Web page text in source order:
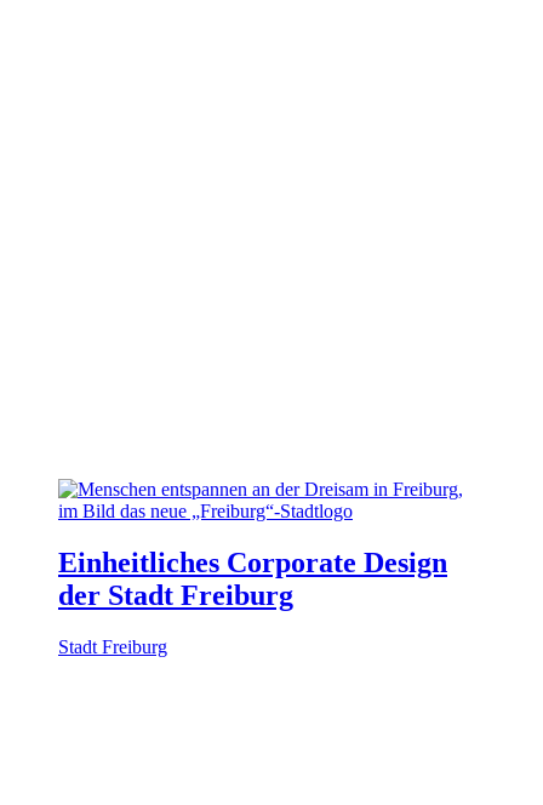
Einheitliches Corporate Design
der Stadt Freiburg
Stadt Freiburg